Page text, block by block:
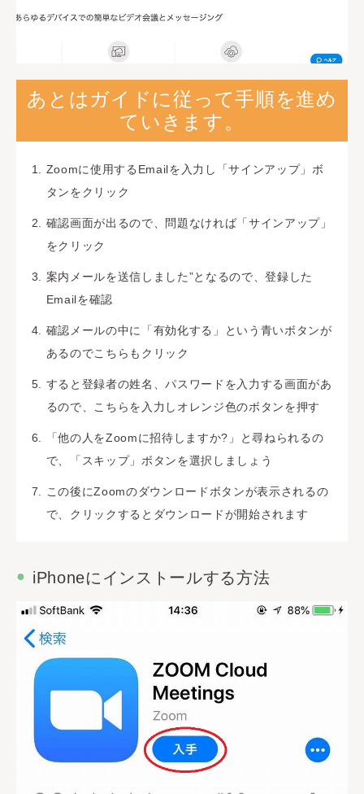
あとはガイドに従って手順を進め
ていきます。
Zoomに使用するEmailを入力し「サインアップ」ボ
タンをクリック
確認画面が出るので、問題なければ「サインアップ」
をクリック
案内メールを送信しました”となるので、登録した
Emailを確認
確認メールの中に「有効化する」という青いボタンが
あるのでこちらもクリック
すると登録者の姓名、パスワードを入力する画面があ
るので、こちらを入力しオレンジ色のボタンを押す
「他の人をZoomに招待しますか?」と尋ねられるの
で、「スキップ」ボタンを選択しましょう
この後にZoomのダウンロードボタンが表示されるの
で、クリックするとダウンロードが開始されます
iPhoneにインストールする方法